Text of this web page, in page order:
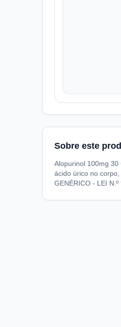
Sobre este
Alopurinol 100mg
ácido úrico no
GENÉRICO - LEI N.º